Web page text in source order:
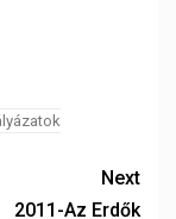
Next
2011-Az Erdők